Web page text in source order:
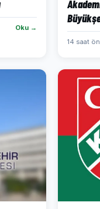
Oku →
14 saat